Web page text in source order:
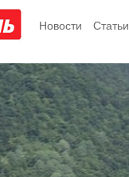
Новости Статьи